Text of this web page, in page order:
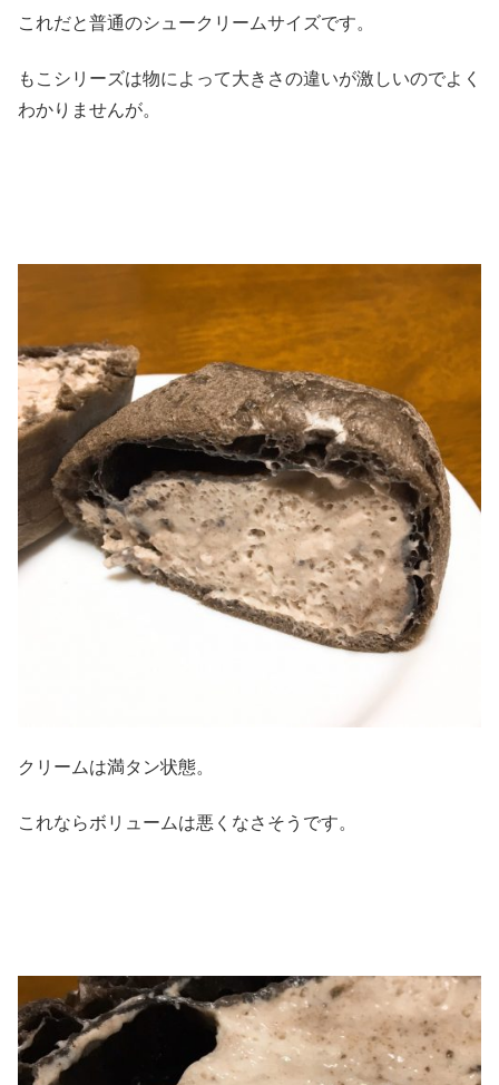
これだと普通のシュークリームサイズです。
もこシリーズは物によって大きさの違いが激しいのでよく
わかりませんが。
クリームは満タン状態。
これならボリュームは悪くなさそうです。